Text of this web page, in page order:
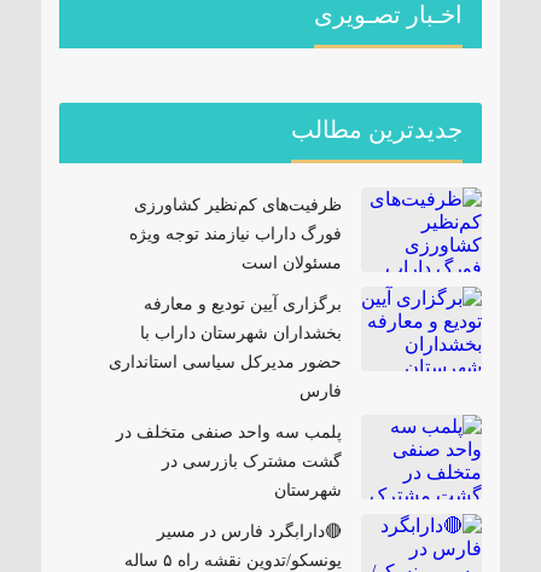
اخـبار تصـویری
جدیدترین مطالب
ظرفیت‌های کم‌نظیر کشاورزی
فورگ داراب نیازمند توجه ویژه
مسئولان است
برگزاری آیین تودیع و معارفه
بخشداران شهرستان داراب با
حضور مدیرکل سیاسی استانداری
فارس
پلمب سه واحد صنفی متخلف در
گشت مشترک بازرسی در
شهرستان
🔴دارابگرد فارس در مسیر
یونسکو/تدوین نقشه راه ۵ ساله